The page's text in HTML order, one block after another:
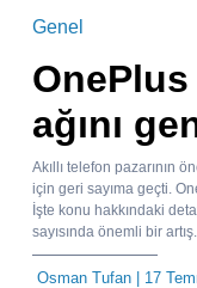
Genel
ağını
Akıllı telefon pazarının
için geri sayıma geçti.
İşte konu hakkındaki
sayısında önemli bir
Osman Tufan | 17